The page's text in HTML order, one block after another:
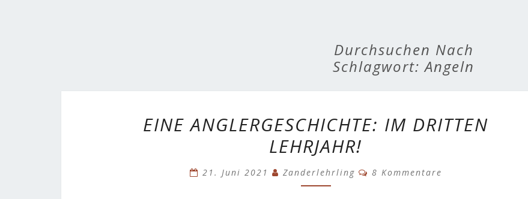
Durchsuchen Nach
Schlagwort:Angeln
ANGLERGESCHICHTE:
IM
LEHRJAHR!
EINE ANGLERGESCHICHTE: IM DRITTEN
LEHRJAHR!
21. Juni 2021 Zanderlehrling Kommentare
8 Kommentare